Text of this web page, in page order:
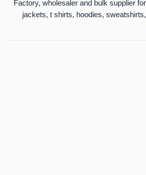
Factory, wholesaler and bulk supplier
jackets, t shirts, hoodies,